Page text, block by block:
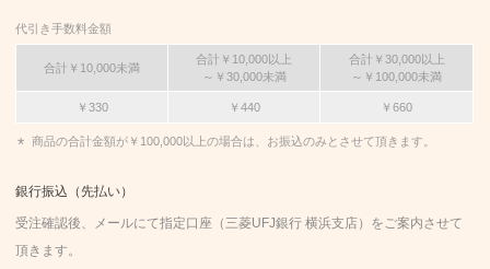
代引き手数料金額
合計￥10,000未満
合計￥10,000以上
～￥30,000未満
合計￥30,000以上
～￥100,000未満
￥330 ￥440 ￥660
商品の合計金額が￥100,000以上の場合は、お振込のみとさせて頂きます。
銀行振込（先払い）
受注確認後、メールにて指定口座（三菱UFJ銀行 横浜支店）をご案内させて
頂きます。